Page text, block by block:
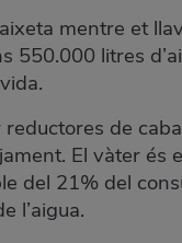
mentre et
550.000 litres
reductores de
El vàter és
del 21% del
l’aigua.